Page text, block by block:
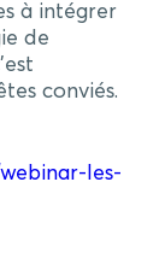
à intégrer
de
conviés.
les-